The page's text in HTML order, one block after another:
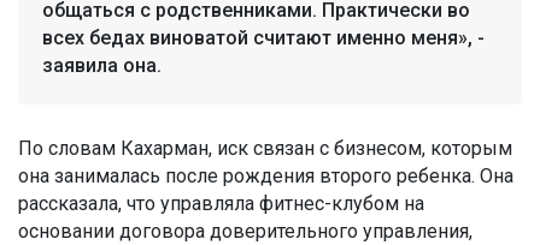
общаться с родственниками. Практически во
всех бедах виноватой считают именно меня», -
заявила она.
По словам Кахарман, иск связан с бизнесом, которым
она занималась после рождения второго ребенка. Она
рассказала, что управляла фитнес-клубом на
основании договора доверительного управления,